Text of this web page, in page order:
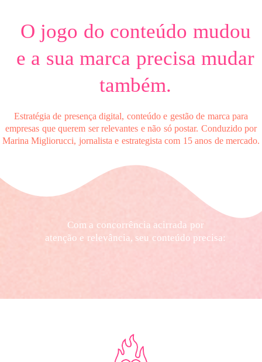
O jogo do conteúdo mudou
e a sua marca precisa mudar
também.
Estratégia de presença digital, conteúdo e gestão de marca para
empresas que querem ser relevantes e não só postar. Conduzido por
Marina Migliorucci, jornalista e estrategista com 15 anos de mercado.
Com a concorrência acirrada por
atenção e relevância, seu conteúdo precisa: